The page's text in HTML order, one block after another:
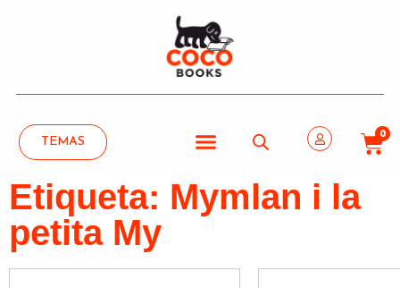
TEMAS
0
Etiqueta: Mymlan i la
petita My